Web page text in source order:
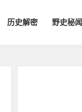
历史解密 野史秘闻